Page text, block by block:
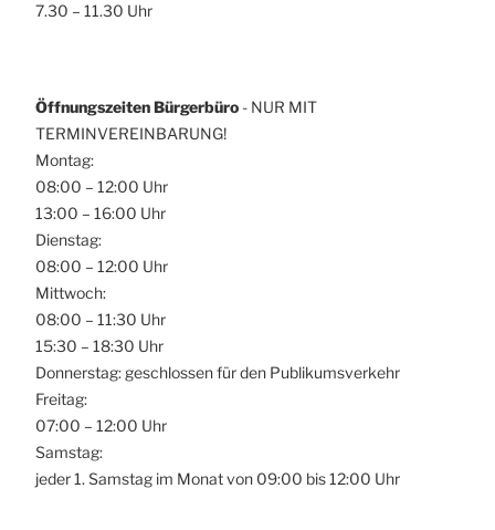
7.30 – 11.30 Uhr
Öffnungszeiten Bürgerbüro - NUR MIT
TERMINVEREINBARUNG!
Montag:
08:00 – 12:00 Uhr
13:00 – 16:00 Uhr
Dienstag:
08:00 – 12:00 Uhr
Mittwoch:
08:00 – 11:30 Uhr
15:30 – 18:30 Uhr
Donnerstag: geschlossen für den Publikumsverkehr
Freitag:
07:00 – 12:00 Uhr
Samstag:
jeder 1. Samstag im Monat von 09:00 bis 12:00 Uhr